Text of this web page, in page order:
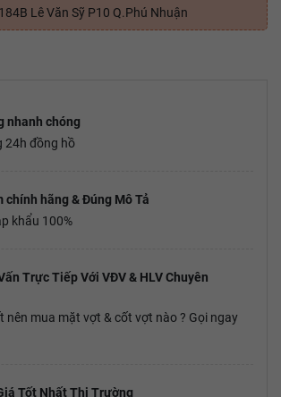
Lê Văn Sỹ P10 Q.Phú Nhuận
nhanh chóng
24h đồng hồ
chính hãng & Đúng Mô Tả
khẩu 100%
Trực Tiếp Với VĐV & HLV Chuyên
nên mua mặt vợt & cốt vợt nào ? Gọi ngay
Tốt Nhất Thị Trường